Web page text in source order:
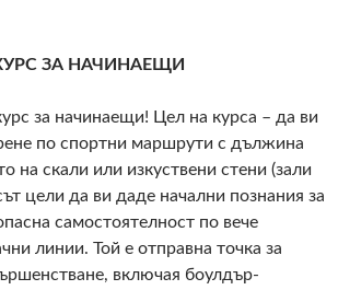
ЗА НАЧИНАЕЩИ
за начинаещи! Цел на курса – да ви
по спортни маршрути с дължина
на скали или изкуствени стени (зали
цели да ви даде начални познания за
самостоятелност по вече
линии. Той е отправна точка за
включая боулдър-